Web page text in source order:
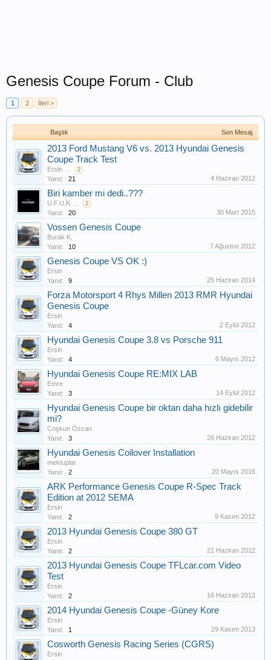
Genesis Coupe Forum - Club
1 2 İleri >
Başlık Son Mesaj
2013 Ford Mustang V6 vs. 2013 Hyundai Genesis
Coupe Track Test
Ersin ... 2
Yanıt: 21 4 Haziran 2012
Biri kamber mi dedi..???
U.F.U.K ... 2
Yanıt: 20 30 Mart 2015
Vossen Genesis Coupe
Burak K.
Yanıt:
10 7 Ağustos 2012
Genesis Coupe VS OK :)
Ersin
Yanıt:
9 25 Haziran 2014
Forza Motorsport 4 Rhys Millen 2013 RMR Hyundai
Genesis Coupe
Ersin
Yanıt:
4 2 Eylül 2012
Hyundai Genesis Coupe 3.8 vs Porsche 911
Ersin
Yanıt:
4 6 Mayıs 2012
Hyundai Genesis Coupe RE:MIX LAB
Emre
Yanıt:
3 14 Eylül 2012
Hyundai Genesis Coupe bir oktan daha hızlı gidebilir
mi?
Coşkun Özcan
Yanıt:
3 26 Haziran 2012
Hyundai Genesis Coilover Installation
mektuplar
Yanıt:
2 20 Mayıs 2016
ARK Performance Genesis Coupe R-Spec Track
Edition at 2012 SEMA
Ersin
Yanıt:
2 9 Kasım 2012
2013 Hyundai Genesis Coupe 380 GT
Ersin
Yanıt:
2 21 Haziran 2012
2013 Hyundai Genesis Coupe TFLcar.com Video
Test
Ersin
Yanıt:
2 16 Haziran 2012
2014 Hyundai Genesis Coupe -Güney Kore
Ersin
Yanıt:
1 29 Kasım 2013
Cosworth Genesis Racing Series (CGRS)
Ersin